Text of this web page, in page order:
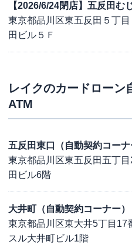
【2026/6/24閉店】五反田む
東京都品川区東五反田５丁
田ビル５Ｆ
レイクのカードローン
ATM
五反田東口（自動契約コーナ
東京都品川区東五反田五丁
田ビル6階
大井町（自動契約コーナー）
東京都品川区東大井5丁目17
スル大井町ビル1階